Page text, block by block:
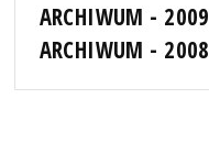
ARCHIWUM - 2009
ARCHIWUM - 2008